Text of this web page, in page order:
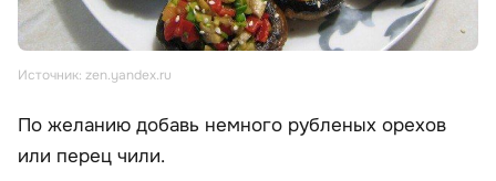
Источник: zen.yandex.ru
По желанию добавь немного рубленых орехов
или перец чили.